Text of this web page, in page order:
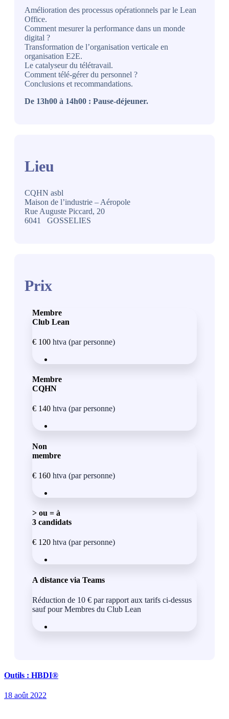
Amélioration des processus opérationnels par le Lean
Office.
Comment mesurer la performance dans un monde
digital ?
Transformation de l’organisation verticale en
organisation E2E.
Le catalyseur du télétravail.
Comment télé-gérer du personnel ?
Conclusions et recommandations.
De 13h00 à 14h00 : Pause-déjeuner.
Lieu
CQHN asbl
Maison de l’industrie – Aéropole
Rue Auguste Piccard, 20
6041 GOSSELIES
Prix
Membre
Club Lean
€ 100 htva (par personne)
Membre
CQHN
€ 140 htva (par personne)
Non
membre
€ 160 htva (par personne)
> ou = à
3 candidats
€ 120 htva (par personne)
A distance via Teams
Réduction de 10 € par rapport aux tarifs ci-dessus
sauf pour Membres du Club Lean
Outils : HBDI®
18 août 2022